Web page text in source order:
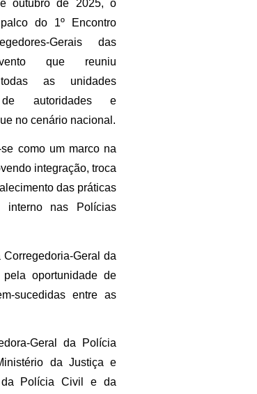
outubro de 2025, o
do 1º Encontro
Gerais das
que reuniu
as unidades
autoridades e
no cenário nacional.
como um marco na
integração, troca
das práticas
nas Polícias
Geral da
oportunidade de
sucedidas entre as
Geral da Polícia
da Justiça e
da Polícia Civil e da